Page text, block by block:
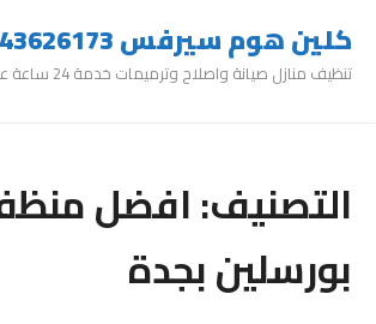
كلين هوم سيرفس 0543626173
تنظيف منازل صيانة واصلاح وترميمات خدمة 24 ساعة عمالة مميزة
التصنيف:افضل منظف
بورسلين بجدة